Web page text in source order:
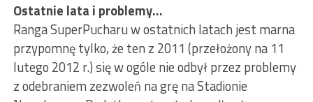
Ostatnie lata i problemy…
Ranga SuperPucharu w ostatnich latach jest marna
przypomnę tylko, że ten z 2011 (przełożony na 11
lutego 2012 r.) się w ogóle nie odbył przez problemy
z odebraniem zezwoleń na grę na Stadionie